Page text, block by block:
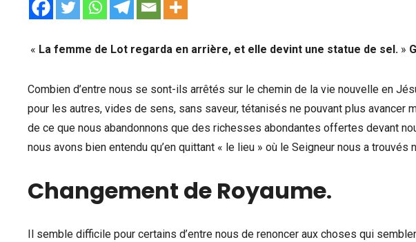
« La femme de Lot regarda en arrière, et elle devint une statue de sel. »
Combien d’entre nous se sont-ils arrêtés sur le chemin de la vie nouvelle en
pour les autres, vides de sens, sans saveur, tétanisés ne pouvant plus avancer
de ce que nous abandonnons que des richesses abondantes offertes devant
nous avons bien entendu qu’en quittant « le lieu » où le Seigneur nous a trouvés
Changement de Royaume.
Il semble difficile pour certains d’entre nous de renoncer aux choses qui